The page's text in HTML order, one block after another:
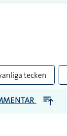
tecken